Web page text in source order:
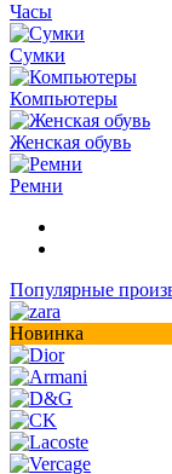
Часы
Сумки
Компьютеры
Женская обувь
Ремни
Популярные
Новинка